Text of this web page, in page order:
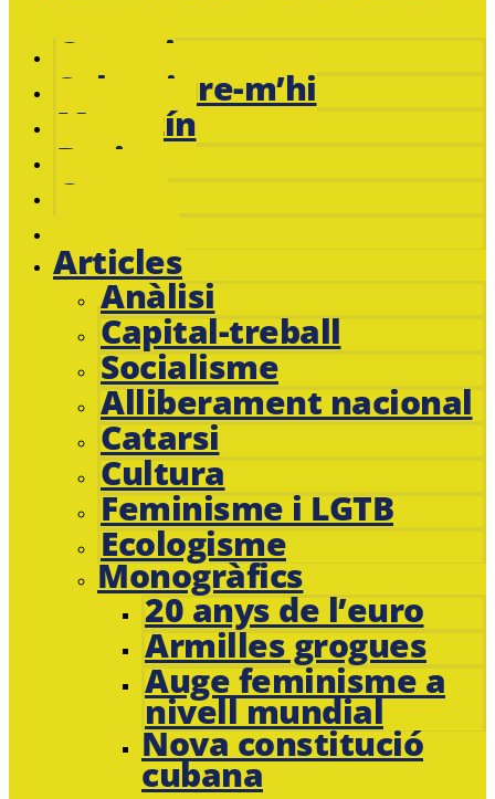
Catarsi
Subscriure-m’hi
Magazín
Botiga
Cursos
Articles
Anàlisi
Capital-treball
Socialisme
Alliberament nacional
Catarsi
Cultura
Feminisme i LGTB
Ecologisme
Monogràfics
20 anys de l’euro
Armilles grogues
Auge feminisme a
nivell mundial
Nova constitució
cubana